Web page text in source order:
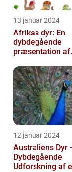
13 januar 2024
Afrikas dyr: En
dybdegående
præsentation af
dyreliv
12 januar 2024
Australiens Dyr
Dybdegående
Udforskning af